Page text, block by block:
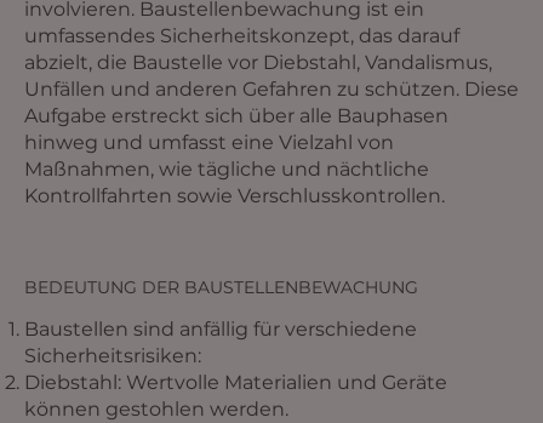
involvieren. Baustellenbewachung ist ein
umfassendes Sicherheitskonzept, das darauf
abzielt, die Baustelle vor Diebstahl, Vandalismus,
Unfällen und anderen Gefahren zu schützen. Diese
Aufgabe erstreckt sich über alle Bauphasen
hinweg und umfasst eine Vielzahl von
Maßnahmen, wie tägliche und nächtliche
Kontrollfahrten sowie Verschlusskontrollen.
BEDEUTUNG DER BAUSTELLENBEWACHUNG
Baustellen sind anfällig für verschiedene
Sicherheitsrisiken:
Diebstahl: Wertvolle Materialien und Geräte
können gestohlen werden.